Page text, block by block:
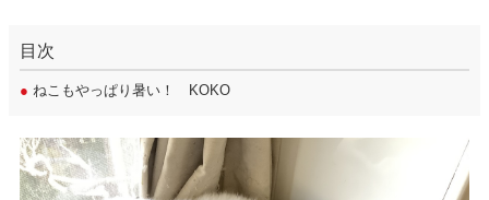
目次
● ねこもやっぱり暑い！ KOKO